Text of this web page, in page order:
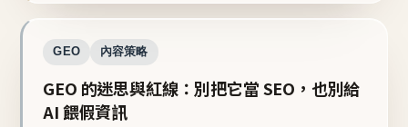
GEO 內容策略
GEO 的迷思與紅線：別把它當 SEO，也別給
AI 餵假資訊